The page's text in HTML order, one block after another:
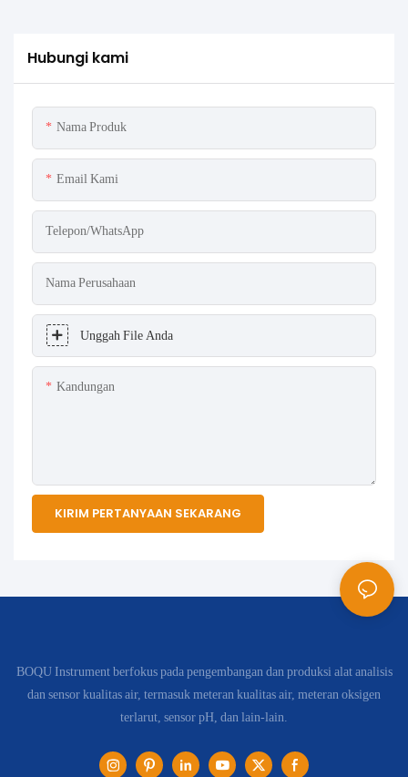
Hubungi kami
Nama Produk
Email Kami
Telepon/WhatsApp
Nama Perusahaan
Unggah File Anda
Kandungan
KIRIM PERTANYAAN SEKARANG
BOQU Instrument berfokus pada pengembangan dan produksi alat analisis
dan sensor kualitas air, termasuk meteran kualitas air, meteran oksigen
terlarut, sensor pH, dan lain-lain.